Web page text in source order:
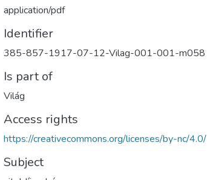
application/pdf
Identifier
385-857-1917-07-12-Vilag-001-001-m058
Is part of
Világ
Access rights
https://creativecommons.org/licenses/by-nc/4.0/
Subject